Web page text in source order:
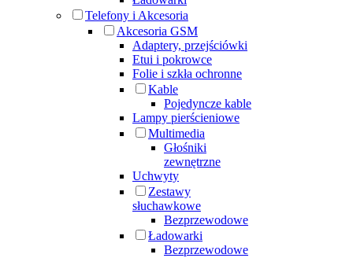
Telefony i Akcesoria
Akcesoria GSM
Adaptery, przejściówki
Etui i pokrowce
Folie i szkła ochronne
Kable
Pojedyncze kable
Lampy pierścieniowe
Multimedia
Głośniki
zewnętrzne
Uchwyty
Zestawy
słuchawkowe
Bezprzewodowe
Ładowarki
Bezprzewodowe